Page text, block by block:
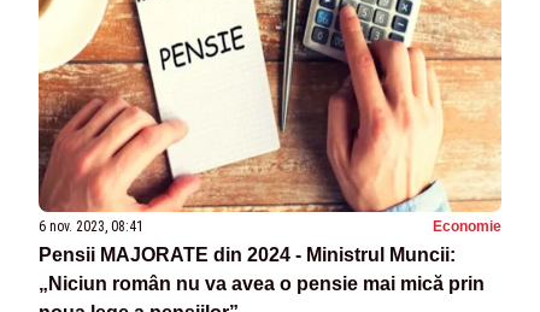
6 nov. 2023, 08:41 Economie
Pensii MAJORATE din 2024 - Ministrul Muncii:
„Niciun român nu va avea o pensie mai mică prin